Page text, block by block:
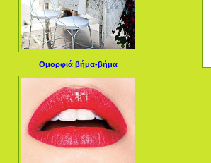
Ομορφιά βήμα-βήμα